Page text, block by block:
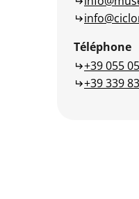
Téléphone
+39 055
+39 339